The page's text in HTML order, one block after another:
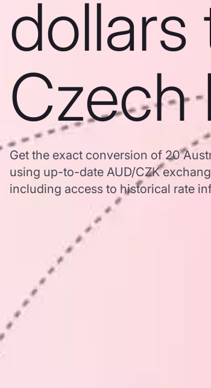
dollars
Czech
Get the exact conversion of 20
using up-to-date AUD/CZK
including access to historical rate